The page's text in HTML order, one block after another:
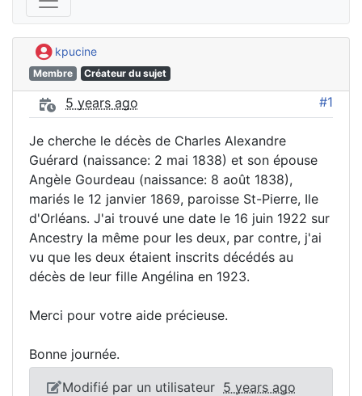
kpucine
Membre Créateur du sujet
5 years ago #1
Je cherche le décès de Charles Alexandre
Guérard (naissance: 2 mai 1838) et son épouse
Angèle Gourdeau (naissance: 8 août 1838),
mariés le 12 janvier 1869, paroisse St-Pierre, Ile
d'Orléans. J'ai trouvé une date le 16 juin 1922 sur
Ancestry la même pour les deux, par contre, j'ai
vu que les deux étaient inscrits décédés au
décès de leur fille Angélina en 1923.
Merci pour votre aide précieuse.
Bonne journée.
Modifié par un utilisateur 5 years ago